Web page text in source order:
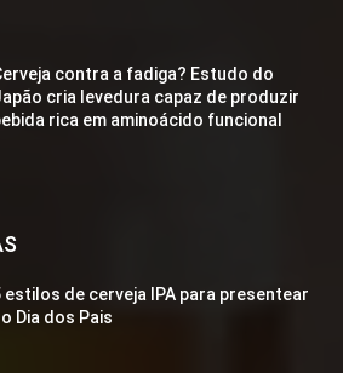
contra a fadiga? Estudo do
cria levedura capaz de produzir
rica em aminoácido funcional
estilos de cerveja IPA para presentear
Dia dos Pais